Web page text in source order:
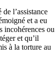
l’assistance
et a eu
incohérences ou
et qu’il
à la torture au